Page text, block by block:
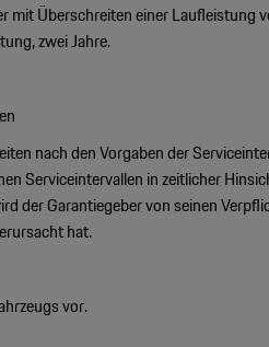
mit Überschreiten einer
zwei Jahre.
nach den Vorgaben der
Serviceintervallen in zeitlicher
der Garantiegeber von seinen
hat.
vor.